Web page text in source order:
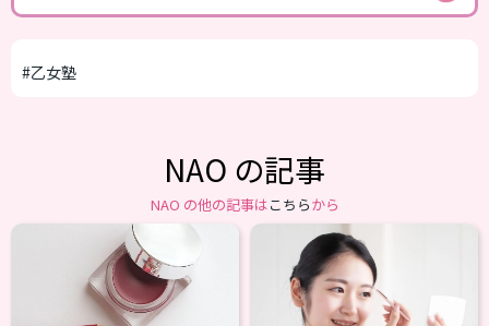
#乙女塾
NAO の記事
NAO の他の記事はこちらから